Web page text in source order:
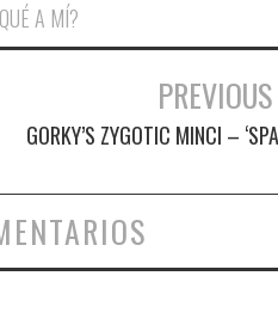
A MÍ?
de entradas
GORKY’S ZYGOTIC MINCI –